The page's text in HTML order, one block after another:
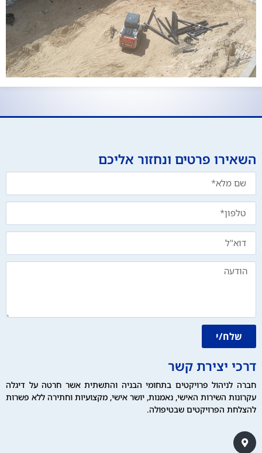
השאירו פרטים ונחזור אליכם
שלח/י
דרכי יצירת קשר
חברה לניהול פרויקטים בתחומי הבניה והתשתית אשר חרטה על דיגלה
עקרונות השירות האישי, נאמנות, יושר אישי, מקצועיות וחתירה ללא פשרות
להצלחת הפרויקטים שבטיפולה.